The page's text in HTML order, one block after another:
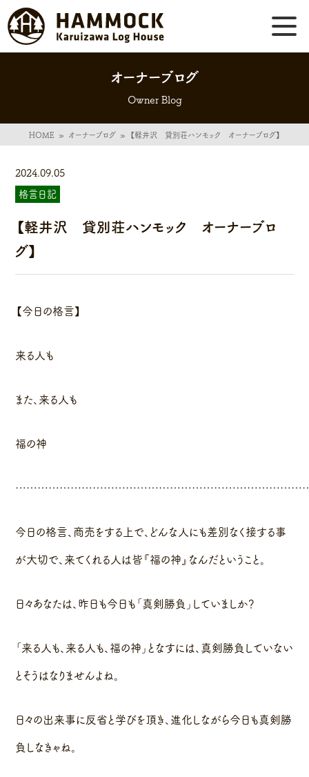
オーナーブログ
Owner Blog
HOME» オーナーブログ» 【軽井沢 貸別荘ハンモック オーナーブログ】
2024.09.05
格言日記
【軽井沢 貸別荘ハンモック オーナーブロ
グ】
【今日の格言】
来る人も
また、来る人も
福の神
今日の格言、商売をする上で、どんな人にも差別なく接する事
が大切で、来てくれる人は皆『福の神』なんだということ。
日々あなたは、昨日も今日も「真剣勝負」していましか？
「来る人も、来る人も、福の神」となすには、真剣勝負していない
とそうはなりませんよね。
日々の出来事に反省と学びを頂き、進化しながら今日も真剣勝
負しなきゃね。